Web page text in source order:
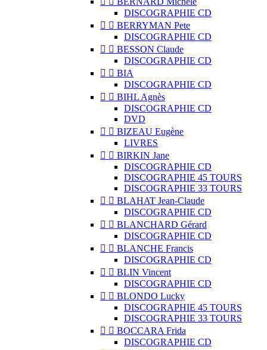
DISCOGRAPHIE CD
  BERRYMAN Pete
DISCOGRAPHIE CD
  BESSON Claude
DISCOGRAPHIE CD
  BIA
DISCOGRAPHIE CD
  BIHL Agnès
DISCOGRAPHIE CD
DVD
  BIZEAU Eugène
LIVRES
  BIRKIN Jane
DISCOGRAPHIE CD
DISCOGRAPHIE 45 TOURS
DISCOGRAPHIE 33 TOURS
  BLAHAT Jean-Claude
DISCOGRAPHIE CD
  BLANCHARD Gérard
DISCOGRAPHIE CD
  BLANCHE Francis
DISCOGRAPHIE CD
  BLIN Vincent
DISCOGRAPHIE CD
  BLONDO Lucky
DISCOGRAPHIE 45 TOURS
DISCOGRAPHIE 33 TOURS
  BOCCARA Frida
DISCOGRAPHIE CD